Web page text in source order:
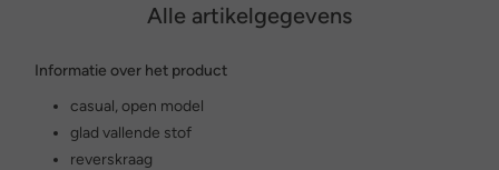
Alle artikelgegevens
Informatie over het product
casual, open model
glad vallende stof
reverskraag